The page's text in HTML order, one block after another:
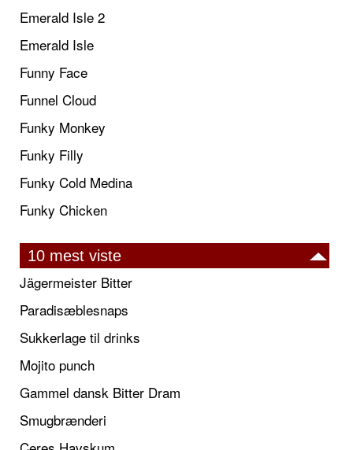
Emerald Isle 2
Emerald Isle
Funny Face
Funnel Cloud
Funky Monkey
Funky Filly
Funky Cold Medina
Funky Chicken
10 mest viste
Jägermeister Bitter
Paradisæblesnaps
Sukkerlage til drinks
Mojito punch
Gammel dansk Bitter Dram
Smugbrænderi